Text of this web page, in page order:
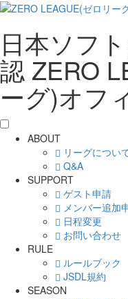
日本ソフ
認 ZERO
ーグ)オフ
ABOUT
リーグについ
Q&A
SUPPORT
ゲスト申請
メンバー追加
日程変更
お問い合わせ
RULE
ルールブック
JSDL規約
SEASON